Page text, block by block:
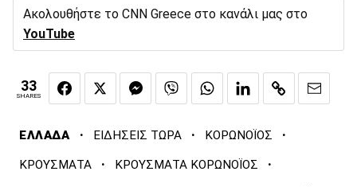
Ακολουθήστε το CNN Greece στο κανάλι μας στο
YouTube
33
SHARES
ΕΛΛΑΔΑ · ΕΙΔΗΣΕΙΣ ΤΩΡΑ · ΚΟΡΩΝΟΪΟΣ ·
ΚΡΟΥΣΜΑΤΑ · ΚΡΟΥΣΜΑΤΑ ΚΟΡΩΝΟΪΟΣ ·